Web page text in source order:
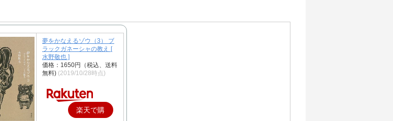
夢をかなえるゾウ（3） ブ
ラックガネーシャの教え [
水野敬也 ]
価格：1650円（税込、送料
無料) (2019/10/28時点)
楽天で購